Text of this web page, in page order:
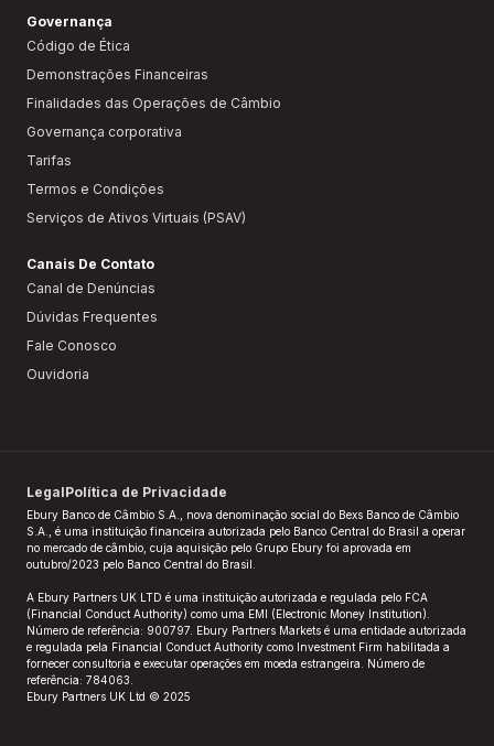
Governança
Código de Ética
Demonstrações Financeiras
Finalidades das Operações de Câmbio
Governança corporativa
Tarifas
Termos e Condições
Serviços de Ativos Virtuais (PSAV)
Canais De Contato
Canal de Denúncias
Dúvidas Frequentes
Fale Conosco
Ouvidoria
LegalPolítica de Privacidade
Ebury Banco de Câmbio S.A., nova denominação social do Bexs Banco de Câmbio
S.A., é uma instituição financeira autorizada pelo Banco Central do Brasil a operar
no mercado de câmbio, cuja aquisição pelo Grupo Ebury foi aprovada em
outubro/2023 pelo Banco Central do Brasil.​
A Ebury Partners UK LTD é uma instituição autorizada e regulada pelo FCA
(Financial Conduct Authority) como uma EMI (Electronic Money Institution).
Número de referência: 900797. Ebury Partners Markets é uma entidade autorizada
e regulada pela Financial Conduct Authority como Investment Firm habilitada a
fornecer consultoria e executar operações em moeda estrangeira. Número de
referência: 784063.
Ebury Partners UK Ltd © 2025